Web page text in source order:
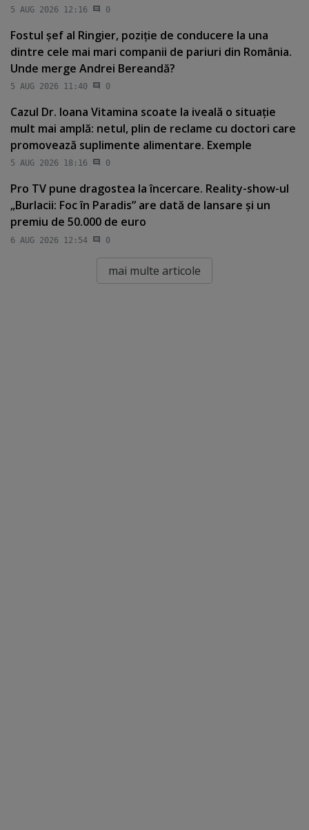
5 AUG 2026 12:16 0
Fostul şef al Ringier, poziţie de conducere la una
dintre cele mai mari companii de pariuri din România.
Unde merge Andrei Bereandă?
5 AUG 2026 11:40 0
Cazul Dr. Ioana Vitamina scoate la iveală o situaţie
mult mai amplă: netul, plin de reclame cu doctori care
promovează suplimente alimentare. Exemple
5 AUG 2026 18:16 0
Pro TV pune dragostea la încercare. Reality-show-ul
„Burlacii: Foc în Paradis” are dată de lansare şi un
premiu de 50.000 de euro
6 AUG 2026 12:54 0
mai multe articole